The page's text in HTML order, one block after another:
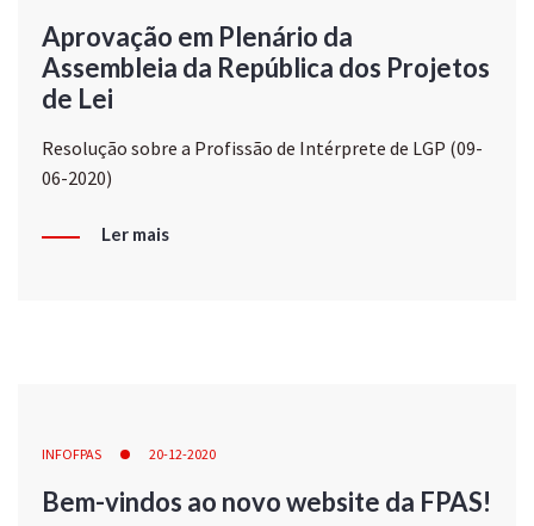
Aprovação em Plenário da
Assembleia da República dos Projetos
de Lei
Resolução sobre a Profissão de Intérprete de LGP (09-
06-2020)
Ler mais
INFOFPAS 20-12-2020
Bem-vindos ao novo website da FPAS!